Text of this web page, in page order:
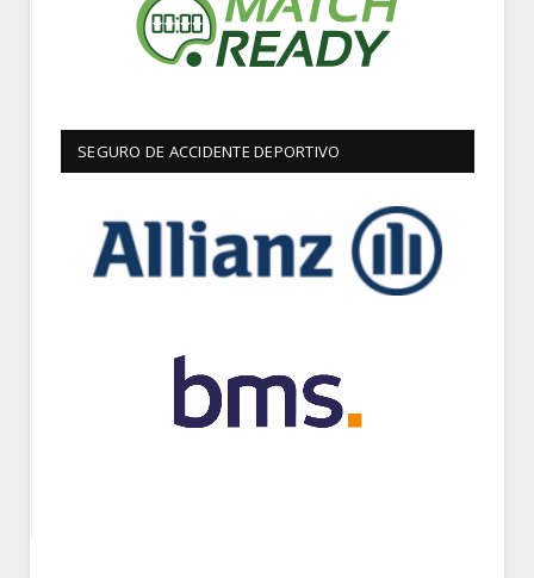
SEGURO DE ACCIDENTE DEPORTIVO